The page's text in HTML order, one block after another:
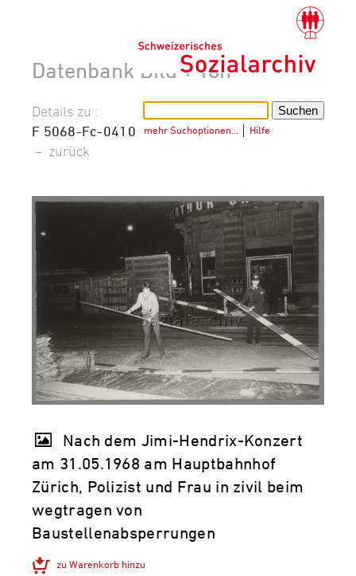
Datenbank Bild + Ton
mehr Suchoptionen… Hilfe
Details zu :
F 5068-Fc-0410
– zurück
Nach dem Jimi-Hendrix-Konzert
am 31.05.1968 am Hauptbahnhof
Zürich, Polizist und Frau in zivil beim
wegtragen von
Baustellenabsperrungen
zu Warenkorb hinzu